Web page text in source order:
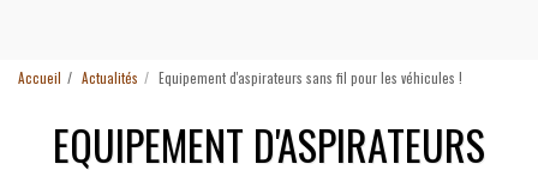
Accueil Actualités Equipement d'aspirateurs sans fil pour les véhicules !
EQUIPEMENT D'ASPIRATEURS